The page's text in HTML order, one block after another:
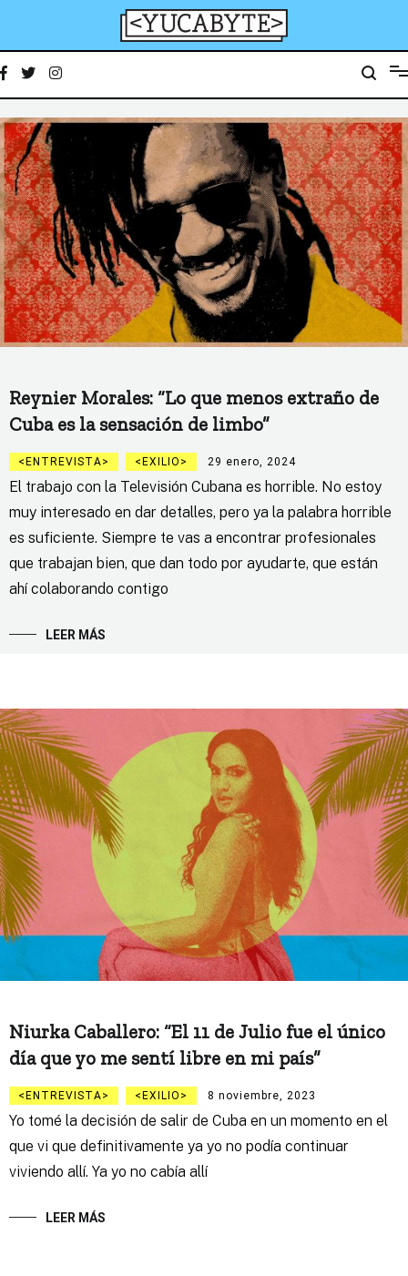
YucaByte
Reynier Morales: “Lo que menos extraño de
Cuba es la sensación de limbo”
ENTREVISTA EXILIO 29 enero, 2024
El trabajo con la Televisión Cubana es horrible. No estoy
muy interesado en dar detalles, pero ya la palabra horrible
es suficiente. Siempre te vas a encontrar profesionales
que trabajan bien, que dan todo por ayudarte, que están
ahí colaborando contigo
LEER MÁS
Niurka Caballero: “El 11 de Julio fue el único
día que yo me sentí libre en mi país”
ENTREVISTA EXILIO 8 noviembre, 2023
Yo tomé la decisión de salir de Cuba en un momento en el
que vi que definitivamente ya yo no podía continuar
viviendo allí. Ya yo no cabía allí
LEER MÁS